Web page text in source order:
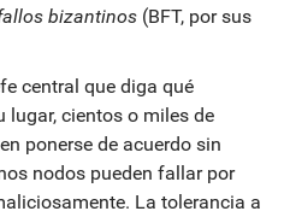
bizantinos (BFT, por sus
central que diga qué
lugar, cientos o miles de
ponerse de acuerdo sin
nodos pueden fallar por
La tolerancia a